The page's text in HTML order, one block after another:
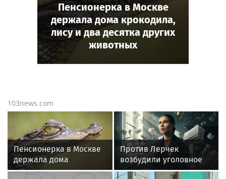
103news.com
Пенсионерка в Москве
держала дома
крокодила, лису и два
Против Лерчек
возбудили уголовное
дело после обысков
Пенсионерка в Москве
держала дома крокодила,
лису и два десятка других
животных